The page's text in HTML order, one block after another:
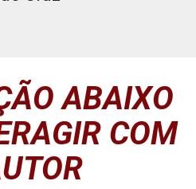
ABAIXO
COM